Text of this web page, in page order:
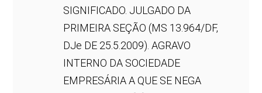
SIGNIFICADO. JULGADO DA
PRIMEIRA SEÇÃO (MS 13.964/DF,
DJe DE 25.5.2009). AGRAVO
INTERNO DA SOCIEDADE
EMPRESÁRIA A QUE SE NEGA